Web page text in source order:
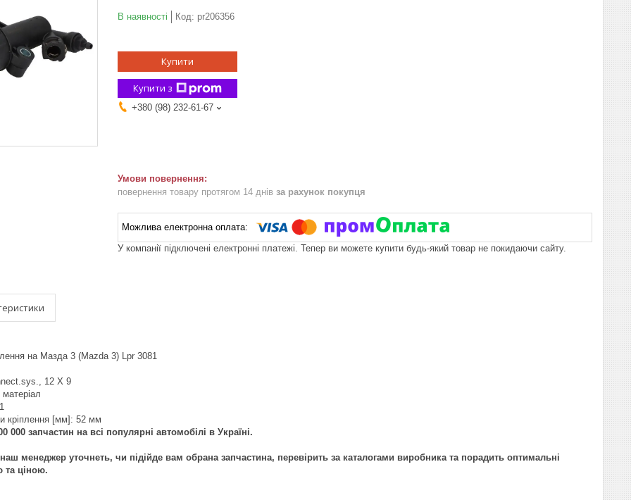
В наявності Код: pr206356
Купити
Купити з
+380 (98) 232-61-67
повернення товару протягом 14 днів за рахунок покупця
У компанії підключені електронні платежі. Тепер ви можете купити будь-який товар не покидаючи сайту.
на Мазда 3 (Mazda 3) Lpr 3081
12 X 9
кріплення [мм]: 52 мм
000 запчастин на всі популярні автомобілі в Україні.
менеджер уточнеть, чи підійде вам обрана запчастина, перевірить за каталогами виробника та порадить оптимальні
та ціною.